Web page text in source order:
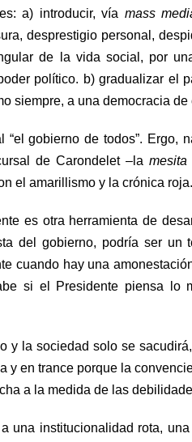
a) introducir, vía mass
desprestigio personal,
de la vida social, por
político. b) gradualizar el
siempre, a una democracia de
“el gobierno de todos”.
de Carondelet –lamesita
el amarillismo y la crónica roja.
es otra herramienta de
del gobierno, podría ser
cuando hay una
si el Presidente piensa lo
y la sociedad solo se
y en trance porque la
a la medida de las
una institucionalidad rota,